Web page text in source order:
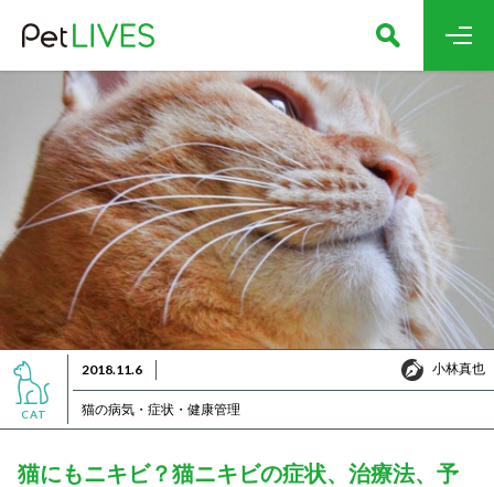
CAT
2018.11.6 小林真也
小林真也
猫の病気・症状・健康管理
猫にもニキビ？猫ニキビの症状、治療法、予